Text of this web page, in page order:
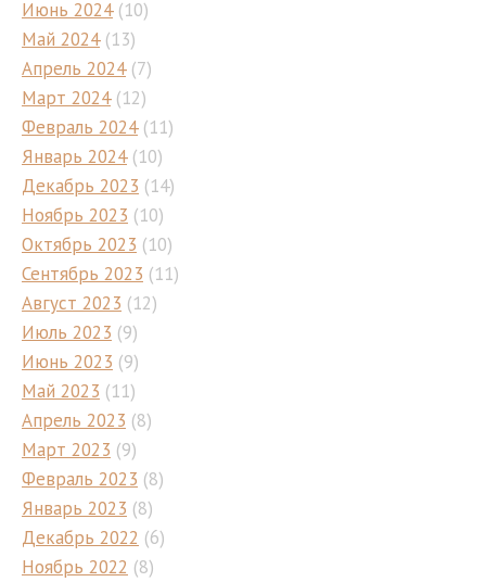
Июнь 2024(10)
Май 2024(13)
Апрель 2024(7)
Март 2024(12)
Февраль 2024(11)
Январь 2024(10)
Декабрь 2023 (14)
Ноябрь 2023 (10)
Октябрь 2023 (10)
Сентябрь 2023 (11)
Август 2023 (12)
Июль 2023 (9)
Июнь 2023 (9)
Май 2023 (11)
Апрель 2023 (8)
Март 2023 (9)
Февраль 2023 (8)
Январь 2023 (8)
Декабрь 2022 (6)
Ноябрь 2022 (8)